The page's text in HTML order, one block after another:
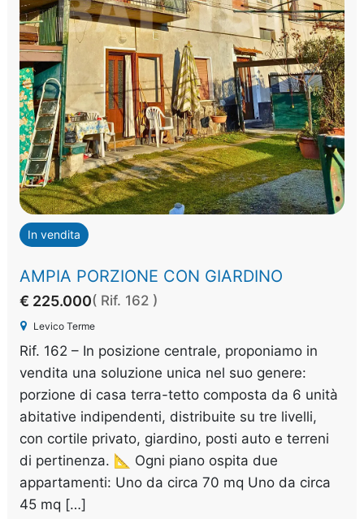
In vendita
AMPIA PORZIONE CON GIARDINO
€ 225.000( Rif. 162 )
Levico Terme
Rif. 162 – In posizione centrale, proponiamo in
vendita una soluzione unica nel suo genere:
porzione di casa terra-tetto composta da 6 unità
abitative indipendenti, distribuite su tre livelli,
con cortile privato, giardino, posti auto e terreni
di pertinenza. 📐 Ogni piano ospita due
appartamenti: Uno da circa 70 mq Uno da circa
45 mq […]